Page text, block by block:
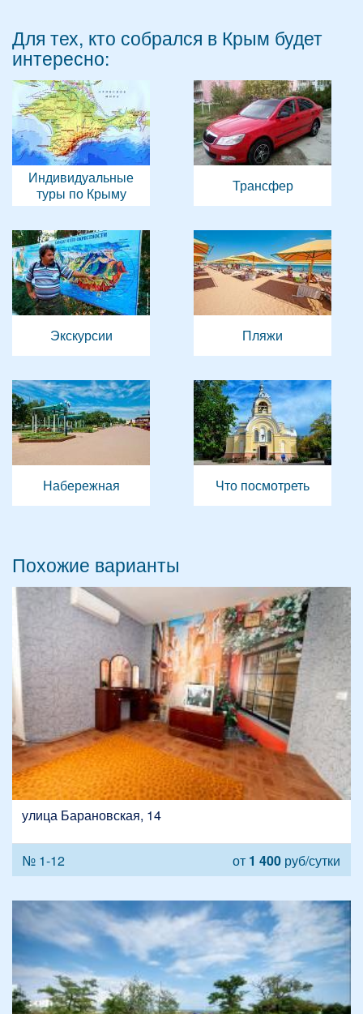
Для тех, кто собрался в Крым будет
интересно:
Индивидуальные
туры по Крыму
Трансфер
Экскурсии Пляжи
Набережная Что посмотреть
Похожие варианты
улица Барановская, 14
№ 1-12 от 1 400 руб/сутки